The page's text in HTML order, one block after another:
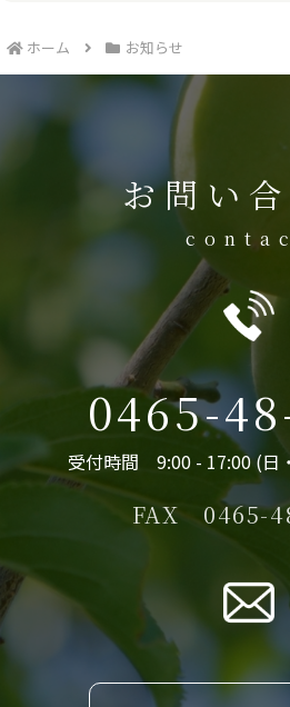
ホーム お知らせ
お問い
0465-
受付時間 9:00 - 17:00 (日
FAX 0465-